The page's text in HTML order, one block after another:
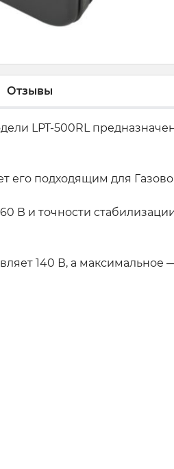
Отзывы
LPT-500RL
его подходящим для
В и точности
140 В, а максимальное